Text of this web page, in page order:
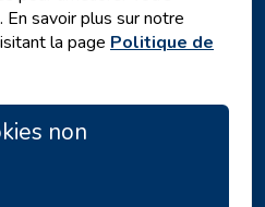
MB:
savoir plus sur notre
la page Politique de
non